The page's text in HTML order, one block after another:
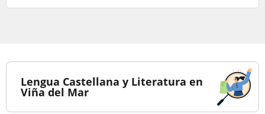
Lengua Castellana y Literatura en
Viña del Mar